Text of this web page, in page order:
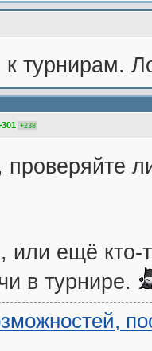
турнирам.
+238
или ещё кто-
в турнире.